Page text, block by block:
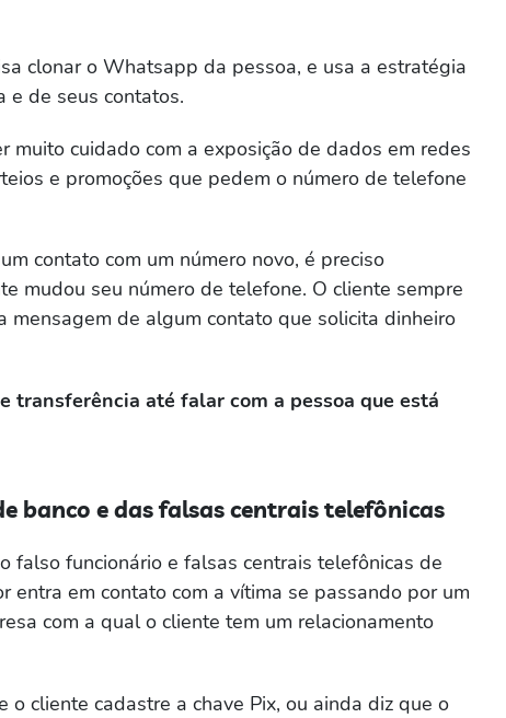
clonar o Whatsapp da pessoa, e usa a estratégia
e de seus contatos.
muito cuidado com a exposição de dados em redes
e promoções que pedem o número de telefone
contato com um número novo, é preciso
mudou seu número de telefone. O cliente sempre
mensagem de algum contato que solicita dinheiro
transferência até falar com a pessoa que está
banco e das falsas centrais telefônicas
falso funcionário e falsas centrais telefônicas de
entra em contato com a vítima se passando por um
com a qual o cliente tem um relacionamento
o cliente cadastre a chave Pix, ou ainda diz que o